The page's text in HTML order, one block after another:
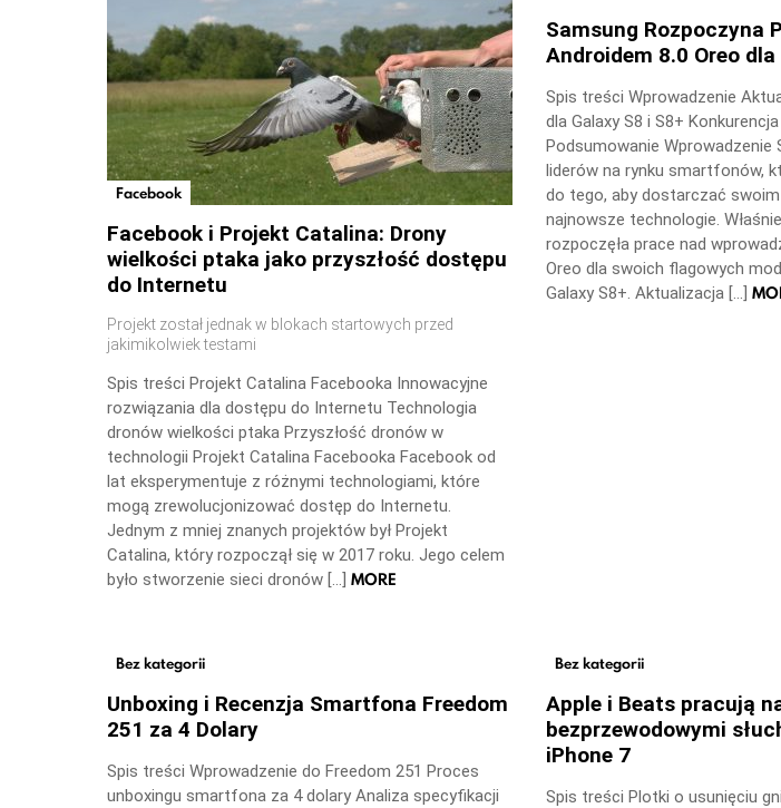
Facebook
Facebook i Projekt Catalina: Drony
wielkości ptaka jako przyszłość dostępu
do Internetu
Projekt został jednak w blokach startowych przed
jakimikolwiek testami
Spis treści Projekt Catalina Facebooka Innowacyjne
rozwiązania dla dostępu do Internetu Technologia
dronów wielkości ptaka Przyszłość dronów w
technologii Projekt Catalina Facebooka Facebook od
lat eksperymentuje z różnymi technologiami, które
mogą zrewolucjonizować dostęp do Internetu.
Jednym z mniej znanych projektów był Projekt
Catalina, który rozpoczął się w 2017 roku. Jego celem
było stworzenie sieci dronów […] MORE
Samsung Rozpoczyna
Androidem 8.0 Oreo dla
Spis treści Wprowadzenie
dla Galaxy S8 i S8+
Podsumowanie Wprowadzenie
liderów na rynku smartfonów,
do tego, aby dostarczać
najnowsze technologie.
rozpoczęła prace nad
Oreo dla swoich flagowych
Galaxy S8+. Aktualizacja […]
Bez kategorii
Unboxing i Recenzja Smartfona Freedom
251 za 4 Dolary
Spis treści Wprowadzenie do Freedom 251 Proces
unboxingu smartfona za 4 dolary Analiza specyfikacji
Bez kategorii
Apple i Beats pracują
bezprzewodowymi
iPhone 7
Spis treści Plotki o usunięciu